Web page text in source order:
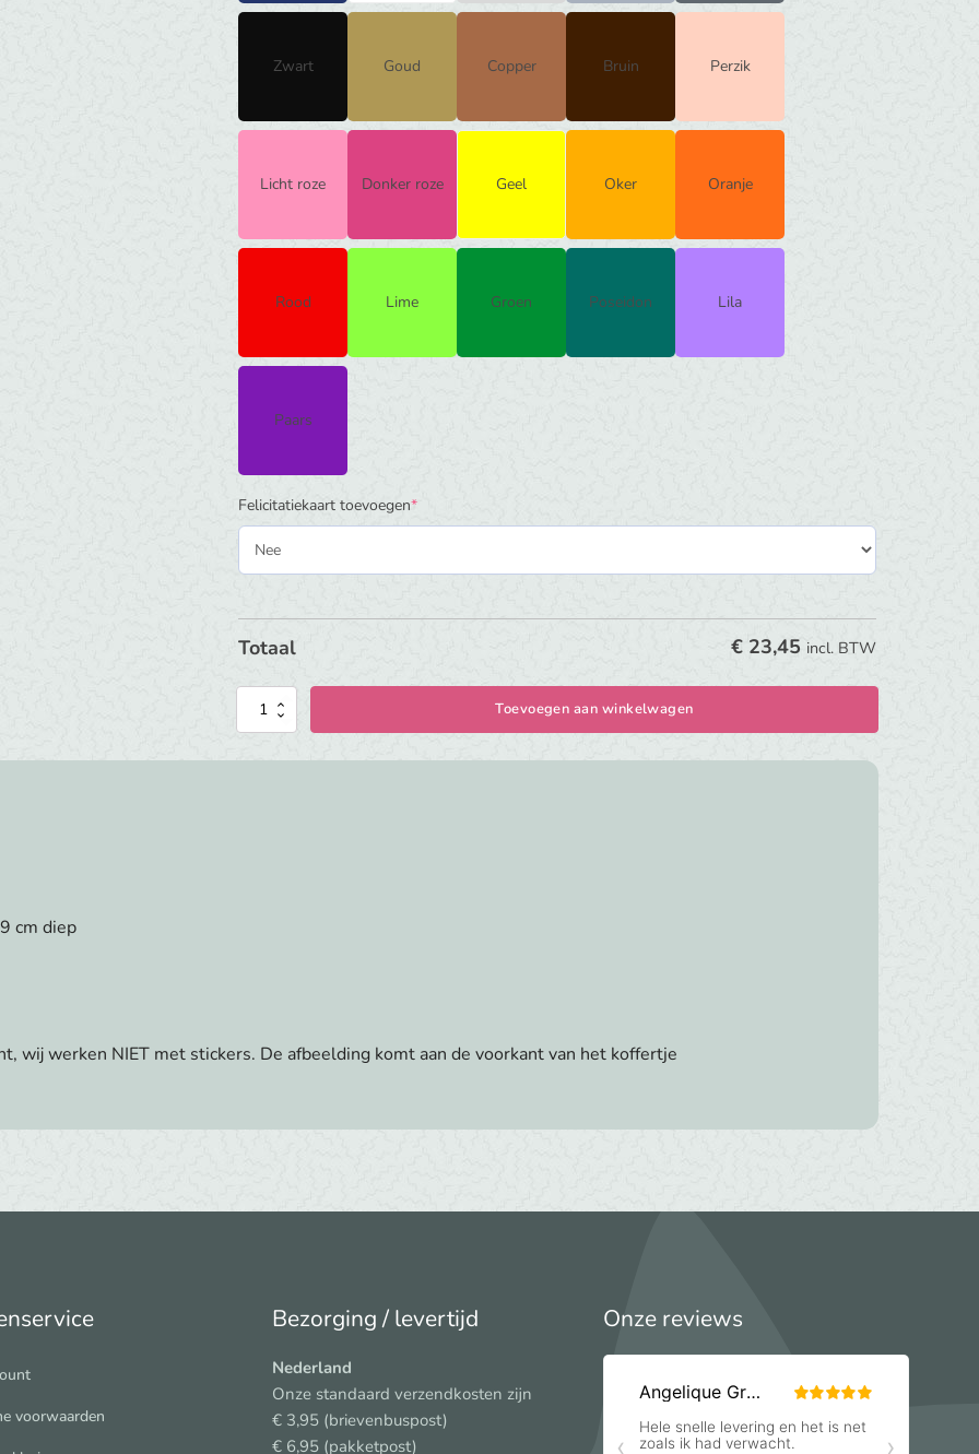
Zwart Goud Copper Bruin Perzik
Licht roze Donker roze Geel Oker Oranje
Rood Lime Groen Poseidon Lila
Paars
Felicitatiekaart toevoegen*(required)
Totaal € 23,45 incl. BTW
Houten
kinderkoffertje
met
Toevoegen aan winkelwagen
cm diep
wij werken NIET met stickers. De afbeelding komt aan de voorkant van het koffertje
voorwaarden
Bezorging / levertijd
Nederland
Onze standaard verzendkosten zijn
€ 3,95 (brievenbuspost)
€ 6,95 (pakketpost)
Onze reviews